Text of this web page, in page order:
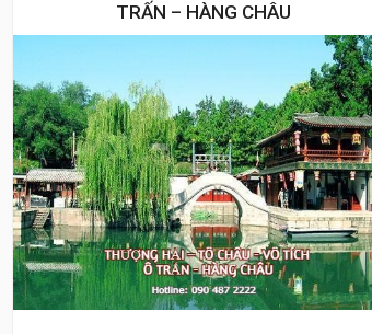
TRẤN – HÀNG CHÂU